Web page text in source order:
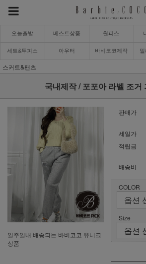
오늘출발 베스트상품 원피스
세트&투피스 아우터 바비코코제작
스커트&팬츠
국내제작 / 포포아 라벨 조거
일주일내 배송되는 바비코코 유니크
상품
판매가
세일가
적립금
배송비
COLOR
Size